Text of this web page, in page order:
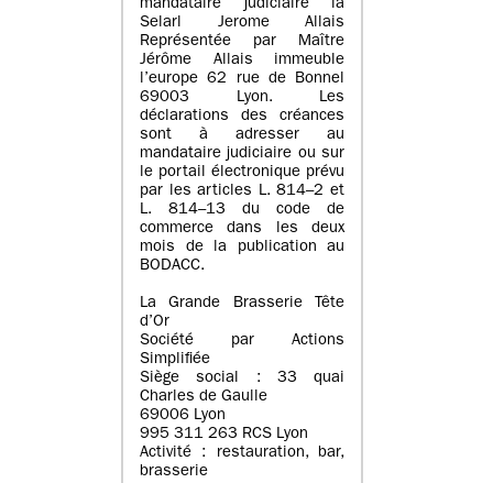
mandataire judiciaire la
Selarl Jerome Allais
Représentée par Maître
Jérôme Allais immeuble
l’europe 62 rue de Bonnel
69003 Lyon. Les
déclarations des créances
sont à adresser au
mandataire judiciaire ou sur
le portail électronique prévu
par les articles L. 814–2 et
L. 814–13 du code de
commerce dans les deux
mois de la publication au
BODACC.
La Grande Brasserie Tête
d’Or
Société par Actions
Simplifiée
Siège social : 33 quai
Charles de Gaulle
69006 Lyon
995 311 263 RCS Lyon
Activité : restauration, bar,
brasserie